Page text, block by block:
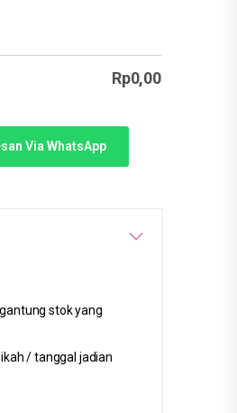
Rp0,00
Via WhatsApp
stok yang
/ tanggal jadian